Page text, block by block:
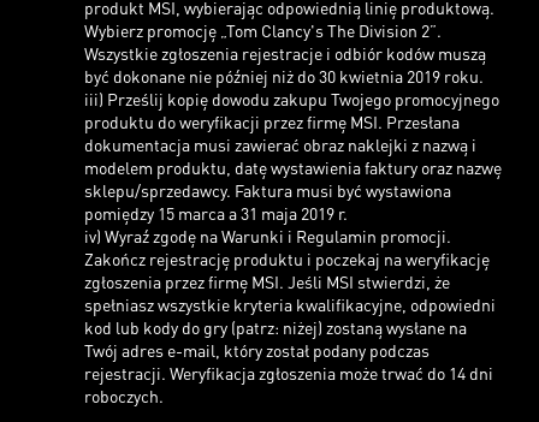
produkt MSI, wybierając odpowiednią linię produktową.
Wybierz promocję „Tom Clancy's The Division 2”.
Wszystkie zgłoszenia rejestracje i odbiór kodów muszą
być dokonane nie później niż do 30 kwietnia 2019 roku.
iii) Prześlij kopię dowodu zakupu Twojego promocyjnego
produktu do weryfikacji przez firmę MSI. Przesłana
dokumentacja musi zawierać obraz naklejki z nazwą i
modelem produktu, datę wystawienia faktury oraz nazwę
sklepu/sprzedawcy. Faktura musi być wystawiona
pomiędzy 15 marca a 31 maja 2019 r.
iv) Wyraź zgodę na Warunki i Regulamin promocji.
Zakończ rejestrację produktu i poczekaj na weryfikację
zgłoszenia przez firmę MSI. Jeśli MSI stwierdzi, że
spełniasz wszystkie kryteria kwalifikacyjne, odpowiedni
kod lub kody do gry (patrz: niżej) zostaną wysłane na
Twój adres e-mail, który został podany podczas
rejestracji. Weryfikacja zgłoszenia może trwać do 14 dni
roboczych.